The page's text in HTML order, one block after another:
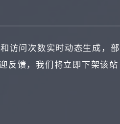
访问次数实时动态生成，部
反馈，我们将立即下架该站